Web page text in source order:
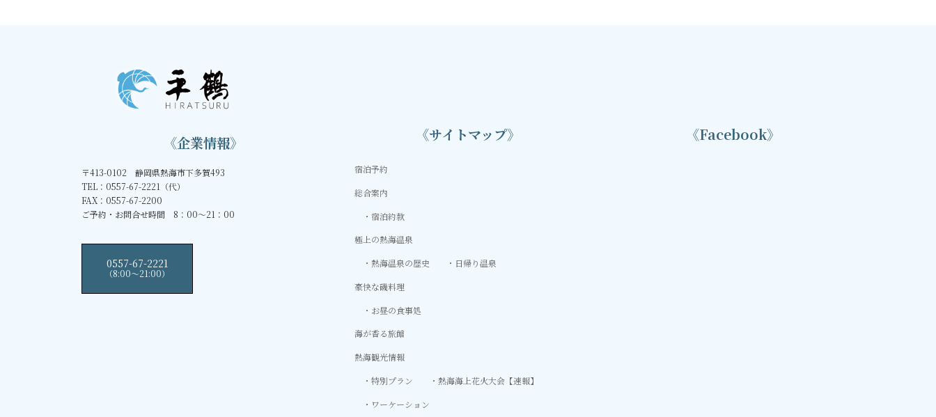
《企業情報》
〒413-0102 静岡県熱海市下多賀493
TEL：0557-67-2221（代）
FAX：0557-67-2200
ご予約・お問合せ時間 8：00～21：00
0557-67-2221
（8:00〜21:00）
《サイトマップ》
宿泊予約
総合案内
宿泊約款
極上の熱海温泉
熱海温泉の歴史
日帰り温泉
豪快な磯料理
お昼の食事処
海が香る旅館
熱海観光情報
特別プラン
熱海海上花火大会【速報】
ワーケーション
《Facebook》